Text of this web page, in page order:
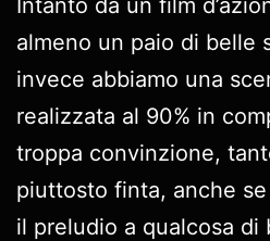
Intanto da un film
almeno un paio di belle
invece abbiamo una
realizzata al 90% in
troppa convinzione,
piuttosto finta, anche
il preludio a qualcosa di